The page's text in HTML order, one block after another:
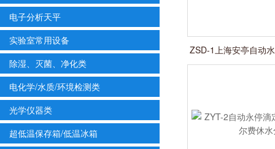
电子分析天平
实验室常用设备
除湿、灭菌、净化类
电化学/水质/环境检测类
光学仪器类
超低温保存箱/低温冰箱
ZSD-1上海安亭自动
量测试